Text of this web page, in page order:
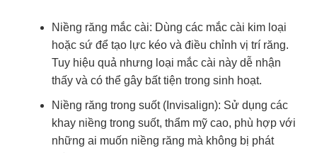
Niềng răng mắc cài: Dùng các mắc cài kim loại
hoặc sứ để tạo lực kéo và điều chỉnh vị trí răng.
Tuy hiệu quả nhưng loại mắc cài này dễ nhận
thấy và có thể gây bất tiện trong sinh hoạt.
Niềng răng trong suốt (Invisalign): Sử dụng các
khay niềng trong suốt, thẩm mỹ cao, phù hợp với
những ai muốn niềng răng mà không bị phát